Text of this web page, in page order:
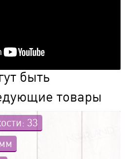
быть
товары
33